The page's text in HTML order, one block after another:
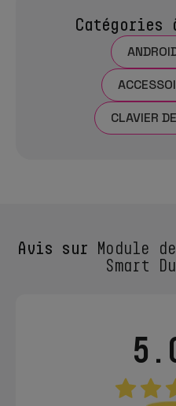
Catégories
CLAVIER
Avis sur Module
Smart